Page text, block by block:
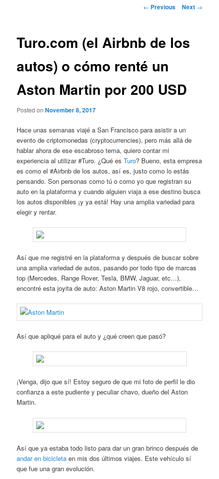
Post
← Previous Next →
Turo.com (el Airbnb de los
autos) o cómo renté un
Aston Martin por 200 USD
Posted onNovember 8, 2017
Hace unas semanas viajé a San Francisco para asistir a un
evento de criptomonedas (cryptocurrencies), pero más allá de
hablar ahora de ese escabroso tema, quiero contar mi
experiencia al utilizar #Turo. ¿Qué esTuro? Bueno, esta empresa
es como el #Airbnb de los autos, así es, justo como lo estás
pensando. Son personas como tú o como yo que registran su
auto en la plataforma y cuando alguien viaja a ese destino busca
los autos disponibles ¡y ya está! Hay una amplia variedad para
elegir y rentar.
Así que me registré en la plataforma y después de buscar sobre
una amplia variedad de autos, pasando por todo tipo de marcas
top (Mercedes, Range Rover, Tesla, BMW, Jaguar, etc…),
encontré esta joyita de auto: Aston Martin V8 rojo, convertible…
Así que apliqué para el auto y ¿qué creen que pasó?
¡Venga, dijo que sí! Estoy seguro de que mi foto de perfil le dio
confianza a este pudiente y peculiar chavo, dueño del Aston
Martin.
Así que ya estaba todo listo para dar un gran brinco después de
andar en bicicleta en mis dos últimos viajes. Este vehículo sí
que fue una gran evolución.